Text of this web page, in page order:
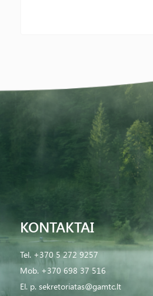
KONTAKTAI
Tel. +370 5 272 9257
Mob. +370 698 37 516
El. p. sekretoriatas@gamtc.lt